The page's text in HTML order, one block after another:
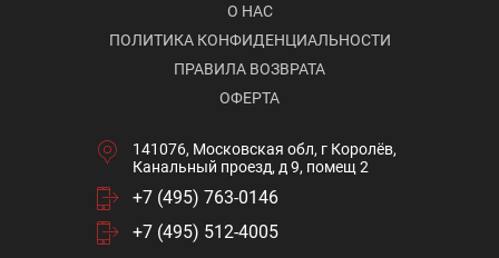
О НАС
ПОЛИТИКА КОНФИДЕНЦИАЛЬНОСТИ
ПРАВИЛА ВОЗВРАТА
ОФЕРТА
141076, Московская обл, г Королёв,
Канальный проезд, д 9, помещ 2
+7 (495) 763-0146
+7 (495) 512-4005